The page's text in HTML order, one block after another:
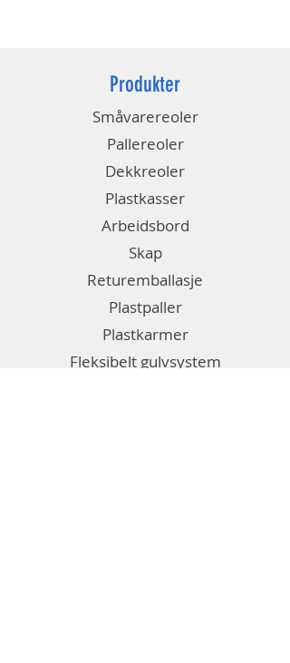
Produkter
Småvarereoler
Pallereoler
Dekkreoler
Plastkasser
Arbeidsbord
Skap
Returemballasje
Plastpaller
Plastkarmer
Fleksibelt gulvsystem